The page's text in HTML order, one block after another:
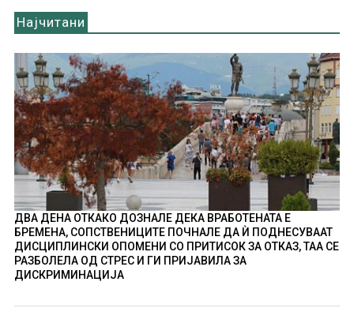
Најчитани
ДВА ДЕНА ОТКАКО ДОЗНАЛЕ ДЕКА ВРАБОТЕНАТА Е
БРЕМЕНА, СОПСТВЕНИЦИТЕ ПОЧНАЛЕ ДА Ѝ ПОДНЕСУВААТ
ДИСЦИПЛИНСКИ ОПОМЕНИ СО ПРИТИСОК ЗА ОТКАЗ, ТАА СЕ
РАЗБОЛЕЛА ОД СТРЕС И ГИ ПРИЈАВИЛА ЗА
ДИСКРИМИНАЦИЈА